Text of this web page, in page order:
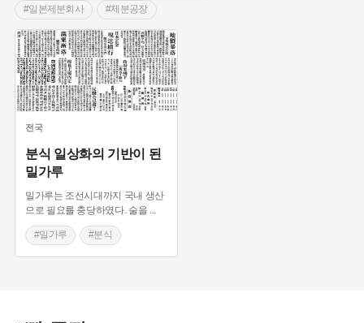
#여성독립운동가 #지역의 오래된 가게
#임시의정원 #김마리아 #고구마
#고구려 #여성 독립운동가
#단지 #내성 #28독립선언
#용인의 전설 #끈기 #제주도설화
#강진
#바위설화 #왕건 #공예품
#상서리 오재호
#일본제분회사 #제분공장
전국
분식 일상화의 기반이 된
밀가루
밀가루는 조선시대까지 국내 생산
으로 필요를 충당하였다. 술을
#밀가루 #분식
#일제시대 제분공장